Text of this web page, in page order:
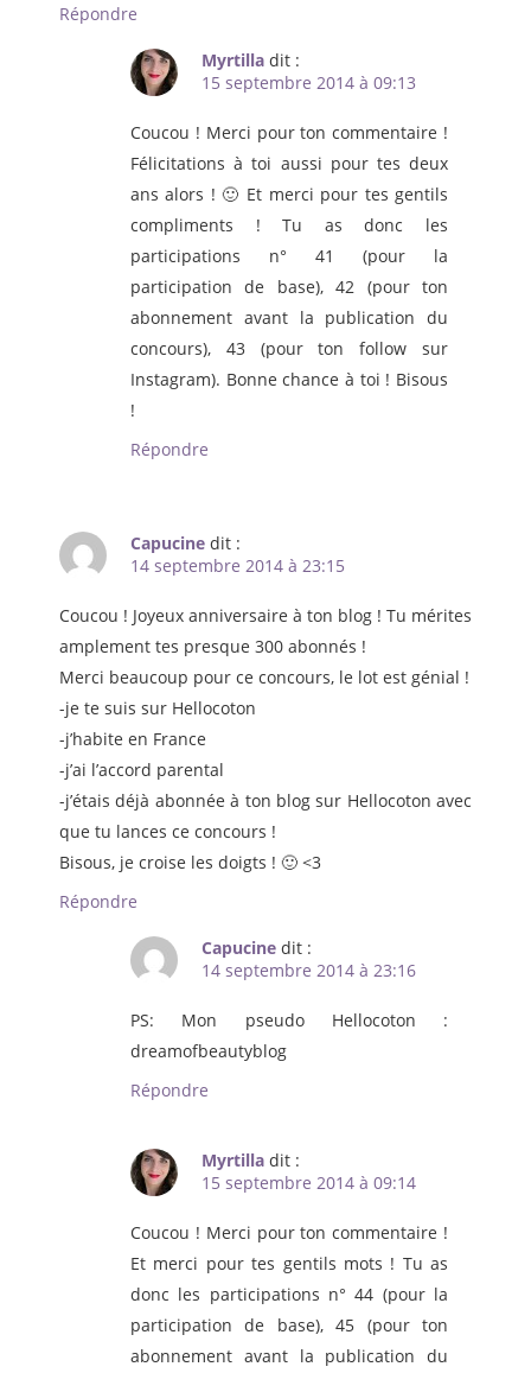
Répondre
Myrtilla dit :
15 septembre 2014 à 09:13
Coucou ! Merci pour ton commentaire !
Félicitations à toi aussi pour tes deux
ans alors ! 🙂 Et merci pour tes gentils
compliments ! Tu as donc les
participations n° 41 (pour la
participation de base), 42 (pour ton
abonnement avant la publication du
concours), 43 (pour ton follow sur
Instagram). Bonne chance à toi ! Bisous
!
Répondre
Capucine dit :
14 septembre 2014 à 23:15
Coucou ! Joyeux anniversaire à ton blog ! Tu mérites
amplement tes presque 300 abonnés !
Merci beaucoup pour ce concours, le lot est génial !
-je te suis sur Hellocoton
-j’habite en France
-j’ai l’accord parental
-j’étais déjà abonnée à ton blog sur Hellocoton avec
que tu lances ce concours !
Bisous, je croise les doigts ! 🙂 <3
Répondre
Capucine dit :
14 septembre 2014 à 23:16
PS: Mon pseudo Hellocoton :
dreamofbeautyblog
Répondre
Myrtilla dit :
15 septembre 2014 à 09:14
Coucou ! Merci pour ton commentaire !
Et merci pour tes gentils mots ! Tu as
donc les participations n° 44 (pour la
participation de base), 45 (pour ton
abonnement avant la publication du